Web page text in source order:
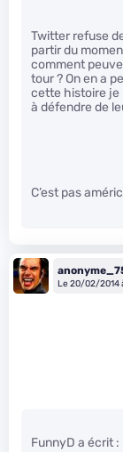
Twitter refuse
partir du
comment
tour ? On en a
cette histoire je
à défendre de
C’est pas
Le 20/02/2014
FunnyD a écrit :